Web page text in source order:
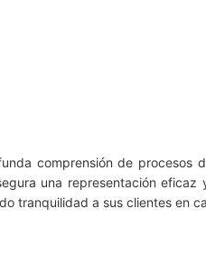
comprensión de procesos
una representación eficaz
tranquilidad a sus clientes en